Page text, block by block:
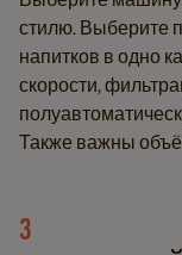
стилю. Выберите
напитков в одно
скорости,
Также важны
3